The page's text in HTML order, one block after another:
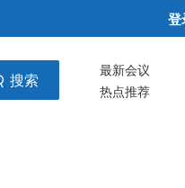
登
搜索 最新会议
热点推荐